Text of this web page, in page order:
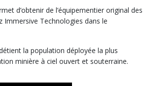
d’obtenir de l’équipementier original des
Immersive Technologies dans le
la population déployée la plus
minière à ciel ouvert et souterraine.